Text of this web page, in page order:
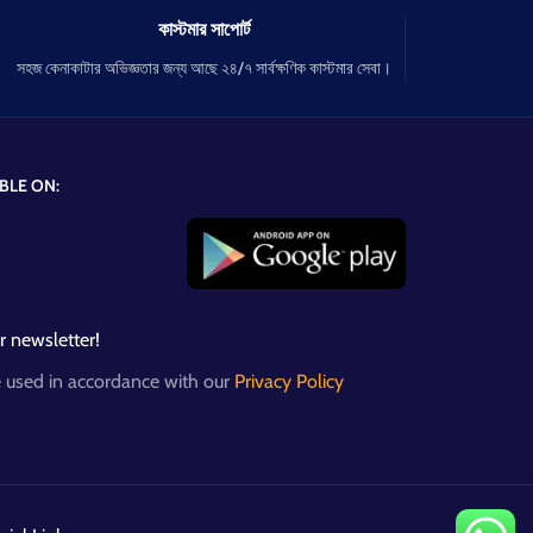
কাস্টমার সাপোর্ট
সহজ কেনাকাটার অভিজ্ঞতার জন্য আছে ২৪/৭ সার্বক্ষণিক কাস্টমার সেবা।
ON:
newsletter!
in accordance with our Privacy Policy